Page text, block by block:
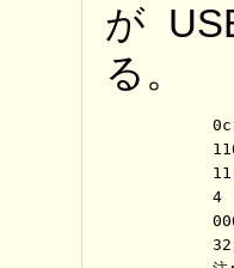
が
る。
	0c.03.00	# USB interface controller
	4			# base address register ID
	0000b401	# その値
	32			# I/O で使用されるメモリのサイズ(10進数)